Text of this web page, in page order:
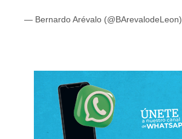
— Bernardo Arévalo (@BArevalodeLeon)